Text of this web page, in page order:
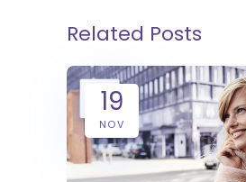
Related Posts
19
NOV